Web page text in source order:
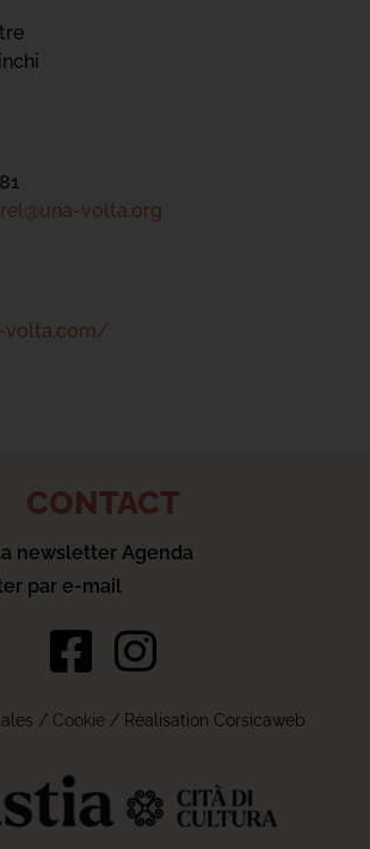
volta.org
volta.com/
CONTACT
newsletter Agenda
par e-mail
/ Cookie/ Réalisation Corsicaweb